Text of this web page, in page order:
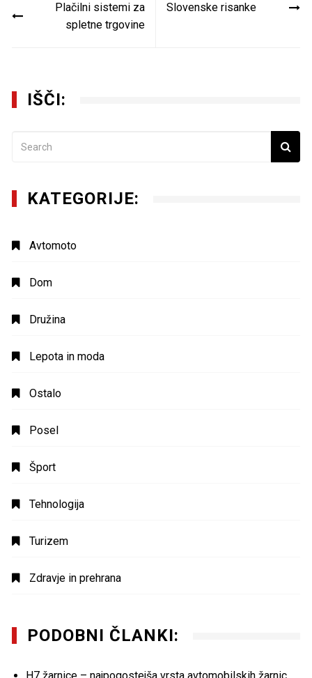
prispevkaPlačilni sistemi za
spletne trgovine
Slovenske risanke
IŠČI:
KATEGORIJE:
Avtomoto
Dom
Družina
Lepota in moda
Ostalo
Posel
Šport
Tehnologija
Turizem
Zdravje in prehrana
PODOBNI ČLANKI: